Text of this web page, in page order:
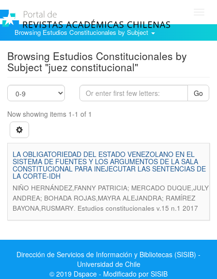
Browsing Estudios Constitucionales by Subject
Browsing Estudios Constitucionales by
Subject "juez constitucional"
Go
Now showing items 1-1 of 1
LA OBLIGATORIEDAD DEL ESTADO VENEZOLANO EN EL
SISTEMA DE FUENTES Y LOS ARGUMENTOS DE LA SALA
CONSTITUCIONAL PARA INEJECUTAR LAS SENTENCIAS DE
LA CORTE-IDH
NlÑO HERNÁNDEZ,FANNY PATRICIA; MERCADO DUQUE,JULY
ANDREA; BOHADA ROJAS,MAYRA ALEJANDRA; RAMÍREZ
BAYONA,RUSMARY. Estudios constitucionales v.15 n.1 2017
Dirección de Servicios de Información y Bibliotecas (SISIB) -
Universidad de Chile
© 2019 Dspace - Modificado por SISIB